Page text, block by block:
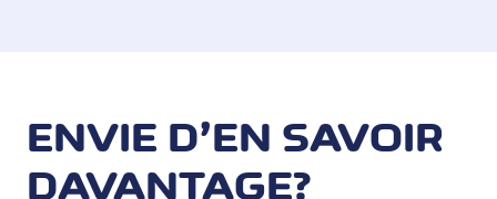
ENVIE D’EN SAVOIR
DAVANTAGE?